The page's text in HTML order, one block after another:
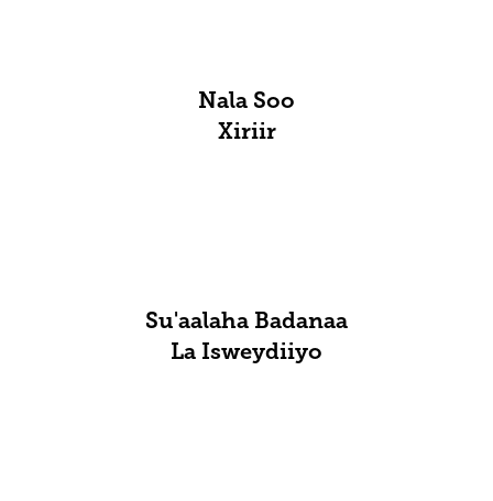
Nala Soo
Xiriir
Su'aalaha Badanaa
La Isweydiiyo